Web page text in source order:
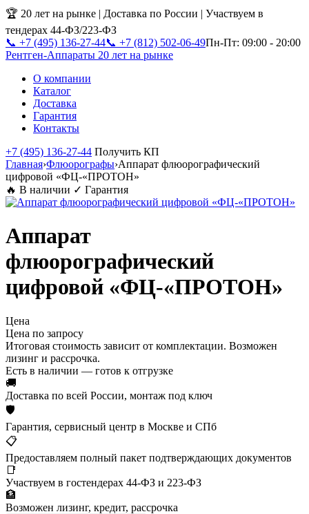
🏆 20 лет на рынке | Доставка по России | Участвуем в
тендерах 44-ФЗ/223-ФЗ
📞 +7 (495) 136-27-44📞 +7 (812) 502-06-49Пн-Пт: 09:00 - 20:00
Рентген-Аппараты 20 лет на рынке
О компании
Каталог
Доставка
Гарантия
Контакты
+7 (495) 136-27-44 Получить КП
Главная›Флюорографы›Аппарат флюорографический
цифровой «ФЦ-«ПРОТОН»
🔥 В наличии ✓ Гарантия
Аппарат
флюорографический
цифровой «ФЦ-«ПРОТОН»
Цена
Цена по запросу
Итоговая стоимость зависит от комплектации. Возможен
лизинг и рассрочка.
Есть в наличии — готов к отгрузке
🚚
Доставка по всей России, монтаж под ключ
🛡
Гарантия, сервисный центр в Москве и СПб
📋
Предоставляем полный пакет подтверждающих документов
📑
Участвуем в гостендерах 44-ФЗ и 223-ФЗ
🏦
Возможен лизинг, кредит, рассрочка